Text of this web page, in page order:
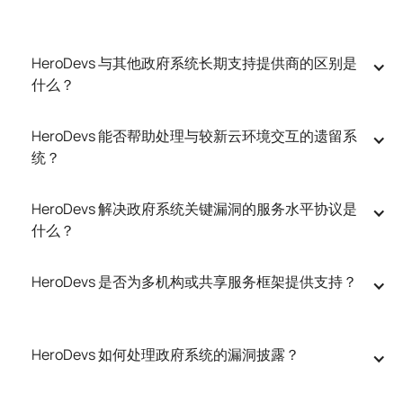
HeroDevs 与其他政府系统长期支持提供商的区别是
什么？
HeroDevs 能否帮助处理与较新云环境交互的遗留系
统？
HeroDevs 解决政府系统关键漏洞的服务水平协议是
什么？
HeroDevs 是否为多机构或共享服务框架提供支持？
HeroDevs 如何处理政府系统的漏洞披露？